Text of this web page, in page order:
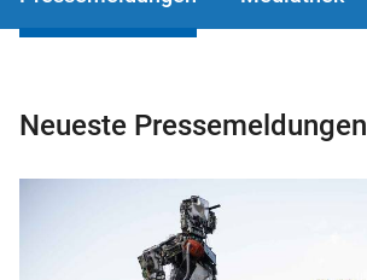
Neueste Pressemeldungen